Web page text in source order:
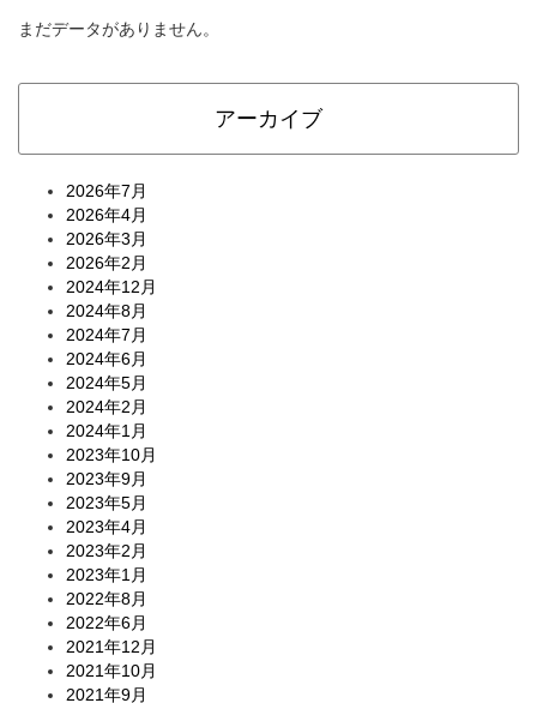
まだデータがありません。
アーカイブ
2026年7月
2026年4月
2026年3月
2026年2月
2024年12月
2024年8月
2024年7月
2024年6月
2024年5月
2024年2月
2024年1月
2023年10月
2023年9月
2023年5月
2023年4月
2023年2月
2023年1月
2022年8月
2022年6月
2021年12月
2021年10月
2021年9月